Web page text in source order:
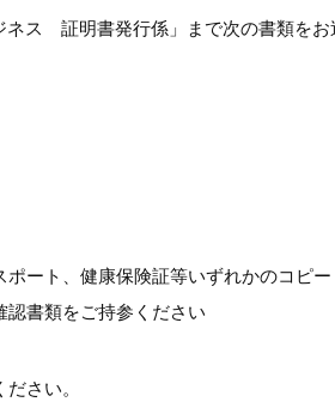
ス 証明書発行係」まで次の書類をお
ート、健康保険証等いずれかのコピー
書類をご持参ください
さい。